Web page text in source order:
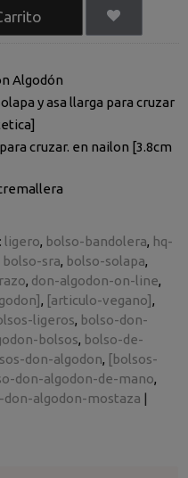
Algodón
y asa llarga para cruzar
cruzar. en nailon [3.8cm
ligero bolso-bandolera hq-
bolso-sra bolso-solapa
don-algodon-on-line
[articulo-vegano]
ligeros bolso-don-
bolsos bolso-de-
don-algodon [bolsos-
don-algodon-de-mano
don-algodon-mostaza |